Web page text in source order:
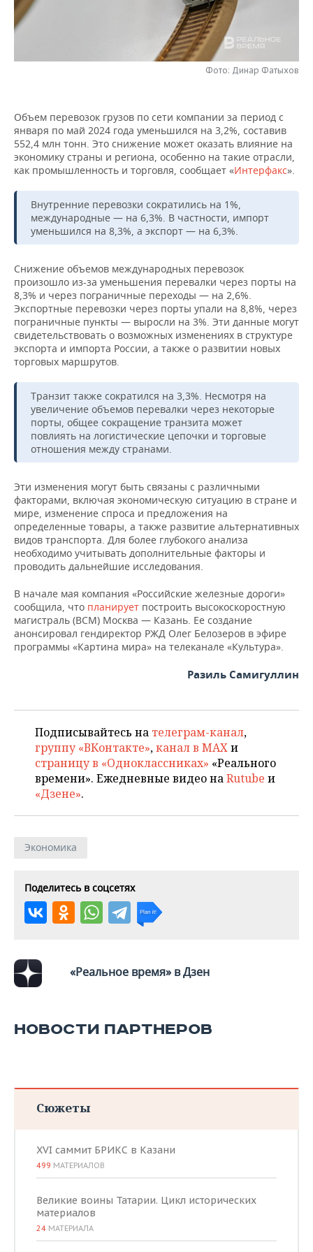
НЕФТЕХИМИЯ
РОЗНИЧНАЯ ТОРГОВЛЯ
ТРАНСПОРТ
НОВОСТИ ТЕХНОЛОГИЙ
IT
ТЕЛЕКОММУНИКАЦИИ
МЕРОПРИЯТИЯ
НОВОСТИ МЕРОПРИЯТИЙ
БИЗНЕС-БРАНЧИ
ONLINE-КОНФЕРЕНЦИИ
СПОРТ
ФУТБОЛ
ХОККЕЙ
ВОЛЕЙБОЛ
ФИГУРНОЕ КАТАНИЕ
ВОДНЫЕ ВИДЫ СПОРТА
ХОККЕЙ С МЯЧОМ
НОВОСТИ ОБЩЕСТВА
ВЛАСТЬ
ИСТОРИЯ
МЕДИЦИНА
ОБРАЗОВАНИЕ
ПРОИСШЕСТВИЯ
ФОТОГАЛЕРЕЯ
СЮЖЕТЫ
СПРАВОЧНИК
СПИСОК ПЕРСОН
ПОЛНАЯ ВЕРСИЯ
Фото: Динар Фатыхов
Объем перевозок грузов по сети компании за период с
января по май 2024 года уменьшился на 3,2%, составив
552,4 млн тонн. Это снижение может оказать влияние на
экономику страны и региона, особенно на такие отрасли,
как промышленность и торговля, сообщает «Интерфакс».
Внутренние перевозки сократились на 1%,
международные — на 6,3%. В частности, импорт
уменьшился на 8,3%, а экспорт — на 6,3%.
Снижение объемов международных перевозок
произошло из-за уменьшения перевалки через порты на
8,3% и через пограничные переходы — на 2,6%.
Экспортные перевозки через порты упали на 8,8%, через
пограничные пункты — выросли на 3%. Эти данные могут
свидетельствовать о возможных изменениях в структуре
экспорта и импорта России, а также о развитии новых
торговых маршрутов.
Транзит также сократился на 3,3%. Несмотря на
увеличение объемов перевалки через некоторые
порты, общее сокращение транзита может
повлиять на логистические цепочки и торговые
отношения между странами.
Эти изменения могут быть связаны с различными
факторами, включая экономическую ситуацию в стране и
мире, изменение спроса и предложения на
определенные товары, а также развитие альтернативных
видов транспорта. Для более глубокого анализа
необходимо учитывать дополнительные факторы и
проводить дальнейшие исследования.
В начале мая компания «Российские железные дороги»
сообщила, что планирует построить высокоскоростную
магистраль (ВСМ) Москва — Казань. Ее создание
анонсировал гендиректор РЖД Олег Белозеров в эфире
программы «Картина мира» на телеканале «Культура».
Разиль Самигуллин
Подписывайтесь на телеграм-канал,
группу «ВКонтакте»,канал в MAXи
страницу в «Одноклассниках» «Реального
времени». Ежедневные видео наRutube и
«Дзене».
Экономика
Поделитесь в соцсетях
«Реальное время» в Дзен
НОВОСТИ ПАРТНЕРОВ
Сюжеты
XVI саммит БРИКС в Казани
499 МАТЕРИАЛОВ
Великие воины Татарии. Цикл исторических
материалов
24 МАТЕРИАЛА